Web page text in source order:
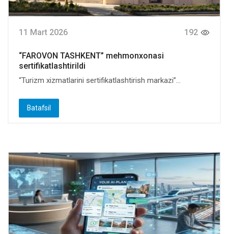
11 Mart 2026 192
“FAROVON TASHKENT” mehmonxonasi
sertifikatlashtirildi
“Turizm xizmatlarini sertifikatlashtirish markazi”...
Batafsil